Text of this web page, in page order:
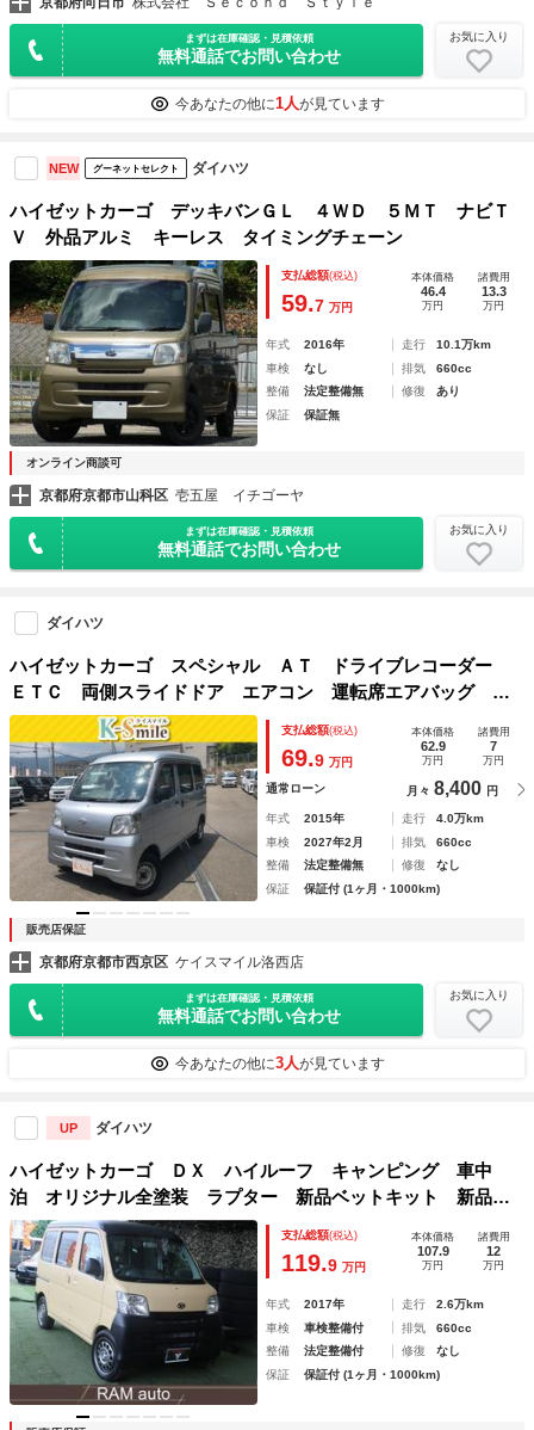
まずは在庫確認・見積依頼
無料通話でお問い合わせ
お気に入り
今あなたの他に1人が見ています
NEW グーネットセレクト ダイハツ
ハイゼットカーゴ デッキバンＧＬ ４ＷＤ ５ＭＴ ナビＴ
Ｖ 外品アルミ キーレス タイミングチェーン
支払総額(税込)
59.7 万円
本体価格
46.4
万円
諸費用
13.3
万円
年式 2016年 走行
10.1万km
車検
なし 排気
660cc
整備
法定整備無 修復
あり
保証
保証無
オンライン商談可
京都府京都市山科区 壱五屋 イチゴーヤ
まずは在庫確認・見積依頼
無料通話でお問い合わせ
お気に入り
ダイハツ
ハイゼットカーゴ スペシャル ＡＴ ドライブレコーダー
ＥＴＣ 両側スライドドア エアコン 運転席エアバッグ 助
手席エアバッグ ＣＤ
支払総額(税込)
69.9 万円
本体価格
62.9
万円
諸費用
7
万円
通常ローン 月々 8,400 円
年式 2015年 走行
4.0万km
車検
2027年2月 排気
660cc
整備
法定整備無 修復
なし
保証
保証付 (1ヶ月・1000km)
販売店保証
京都府京都市西京区 ケイスマイル洛西店
まずは在庫確認・見積依頼
無料通話でお問い合わせ
お気に入り
今あなたの他に3人が見ています
UP ダイハツ
ハイゼットカーゴ ＤＸ ハイルーフ キャンピング 車中
泊 オリジナル全塗装 ラプター 新品ベットキット 新品タ
イヤホイール 新品ディスプレイオーディオ 新品シートカバ
ー 新品フロアマット ＥＴＣ ドラレコ
支払総額(税込)
119.9 万円
本体価格
107.9
万円
諸費用
12
万円
年式 2017年 走行
2.6万km
車検
車検整備付 排気
660cc
整備
法定整備付 修復
なし
保証
保証付 (1ヶ月・1000km)